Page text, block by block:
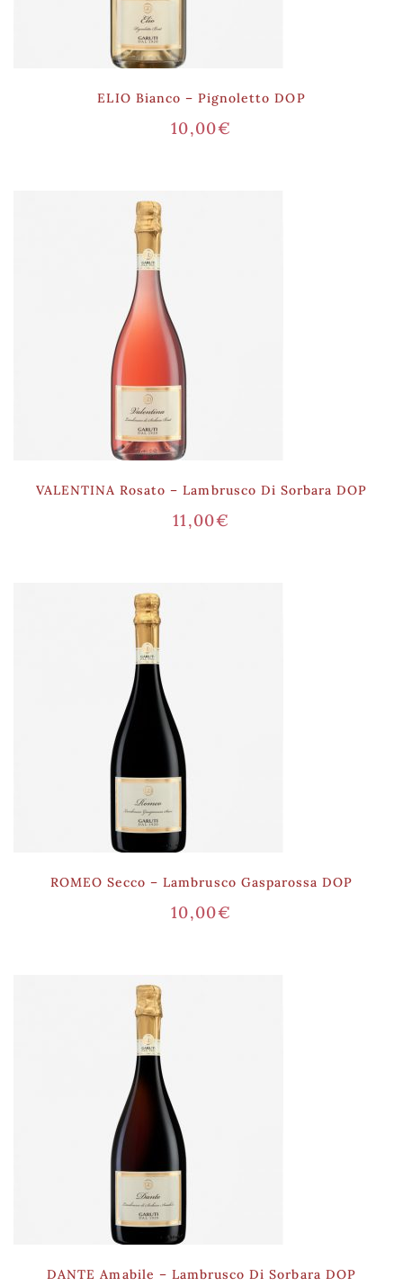
ELIO Bianco – Pignoletto DOP
10,00€
VALENTINA Rosato – Lambrusco Di Sorbara DOP
11,00€
ROMEO Secco – Lambrusco Gasparossa DOP
10,00€
DANTE Amabile – Lambrusco Di Sorbara DOP